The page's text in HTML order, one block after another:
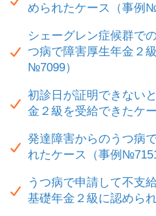
められたケース（事例
シェーグレン症候群で
つ病で障害厚生年金２
№7099）
初診日が証明できない
金２級を受給できたケ
発達障害からのうつ病
れたケース（事例№7151
うつ病で申請して不支
基礎年金２級に認めら